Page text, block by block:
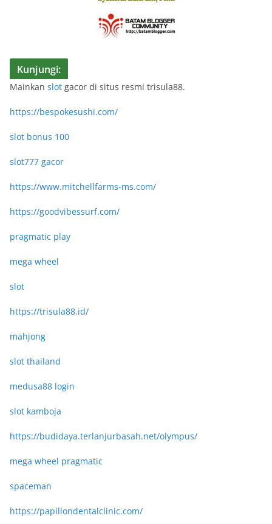
Kunjungi:
Mainkan slot gacor di situs resmi trisula88.
https://bespokesushi.com/
slot bonus 100
slot777 gacor
https://www.mitchellfarms-ms.com/
https://goodvibessurf.com/
pragmatic play
mega wheel
slot
https://trisula88.id/
mahjong
slot thailand
medusa88 login
slot kamboja
https://budidaya.terlanjurbasah.net/olympus/
mega wheel pragmatic
spaceman
https://papillondentalclinic.com/